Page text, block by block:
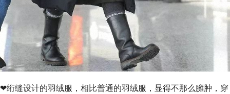
❤绗缝设计的羽绒服，相比普通的羽绒服，显得不那么臃肿，穿